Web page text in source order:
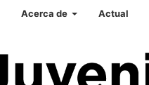
Acerca de Actual